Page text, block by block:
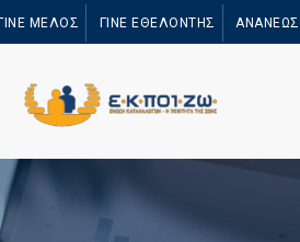
προς το
ΜΕΛΟΣ ΓΙΝΕ ΕΘΕΛΟΝΤΗΣ